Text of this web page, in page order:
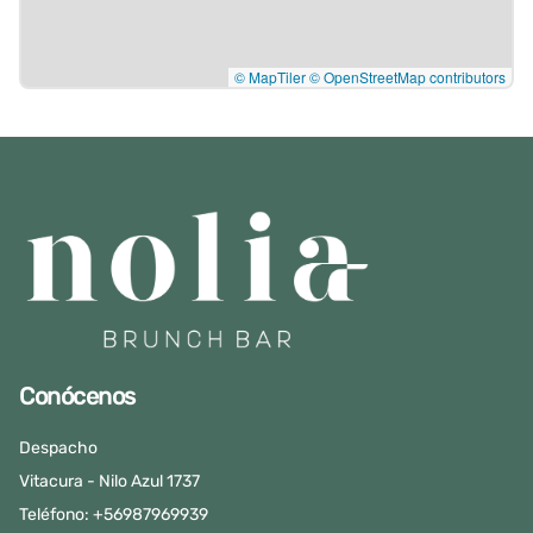
© MapTiler© OpenStreetMap contributors
Conócenos
Despacho
Vitacura - Nilo Azul 1737
Teléfono: +56987969939